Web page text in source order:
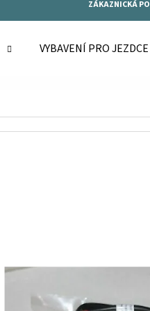
ZÁKAZNICKÁ
VYBAVENÍ PRO JEZDCE